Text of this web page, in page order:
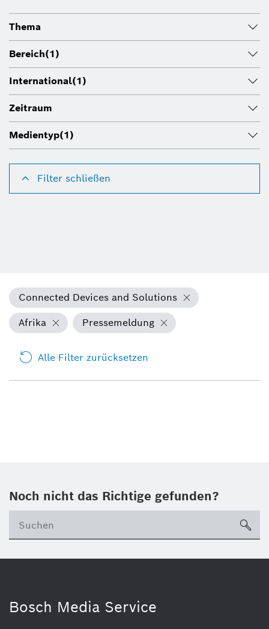
Thema
Bereich(1)
International(1)
Zeitraum
Medientyp(1)
Filter schließen
Connected Devices and Solutions
Afrika
Pressemeldung
Alle Filter zurücksetzen
Noch nicht das Richtige gefunden?
Bosch Media Service